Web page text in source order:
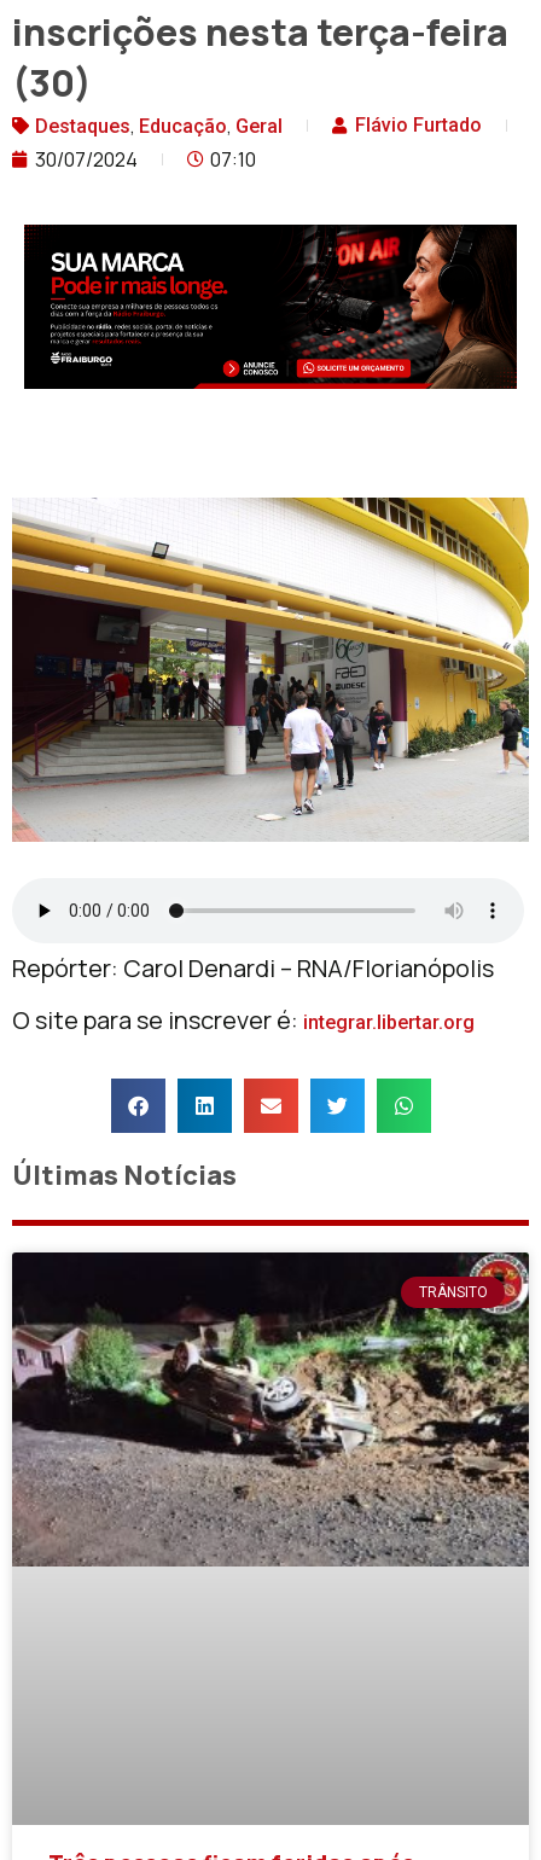
inscrições nesta terça-feira
(30)
Destaques, Educação, Geral Flávio Furtado
30/07/2024 07:10
Repórter: Carol Denardi – RNA/Florianópolis
O site para se inscrever é: integrar.libertar.org
Últimas Notícias
TRÂNSITO